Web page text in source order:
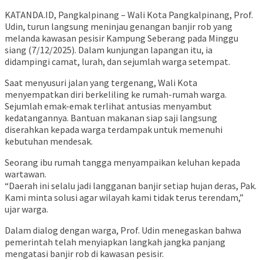
KATANDA.ID, Pangkalpinang – Wali Kota Pangkalpinang, Prof.
Udin, turun langsung meninjau genangan banjir rob yang
melanda kawasan pesisir Kampung Seberang pada Minggu
siang (7/12/2025). Dalam kunjungan lapangan itu, ia
didampingi camat, lurah, dan sejumlah warga setempat.
Saat menyusuri jalan yang tergenang, Wali Kota
menyempatkan diri berkeliling ke rumah-rumah warga.
Sejumlah emak-emak terlihat antusias menyambut
kedatangannya. Bantuan makanan siap saji langsung
diserahkan kepada warga terdampak untuk memenuhi
kebutuhan mendesak.
Seorang ibu rumah tangga menyampaikan keluhan kepada
wartawan.
“Daerah ini selalu jadi langganan banjir setiap hujan deras, Pak.
Kami minta solusi agar wilayah kami tidak terus terendam,”
ujar warga.
Dalam dialog dengan warga, Prof. Udin menegaskan bahwa
pemerintah telah menyiapkan langkah jangka panjang
mengatasi banjir rob di kawasan pesisir.